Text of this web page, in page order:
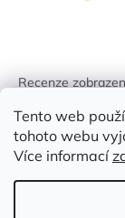
Tento web
tohoto webu
Více informací
Recenze
identifikován.